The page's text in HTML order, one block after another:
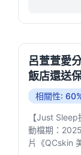
呂萱萱愛
飯店還送
相關性:
【Just
動檔期：
片《QCskin